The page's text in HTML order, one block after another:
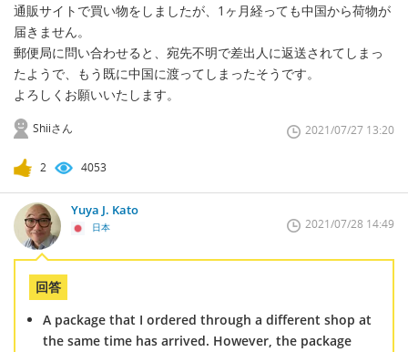
通販サイトで買い物をしましたが、1ヶ月経っても中国から荷物が
届きません。
郵便局に問い合わせると、宛先不明で差出人に返送されてしまっ
たようで、もう既に中国に渡ってしまったそうです。
よろしくお願いいたします。
Shiiさん 2021/07/27 13:20
2 4053
Yuya J. Kato
日本 2021/07/28 14:49
回答
A package that I ordered through a different shop at
the same time has arrived. However, the package